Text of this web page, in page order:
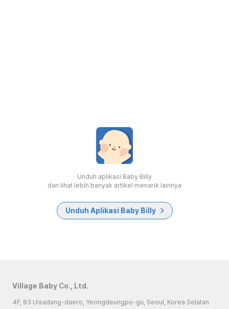
Unduh aplikasi Baby Billy
dan lihat lebih banyak artikel menarik lainnya
Unduh Aplikasi Baby Billy
Village Baby Co., Ltd.
4F, 83 Uisadang-daero, Yeongdeungpo-gu, Seoul, Korea Selatan